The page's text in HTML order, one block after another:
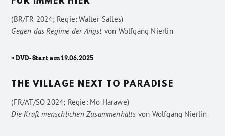
(BR/FR 2024; Regie: Walter Salles)
Gegen das Regime der Angstvon Wolfgang Nierlin
» DVD-Start am 19.06.2025
THE VILLAGE NEXT TO PARADISE
(FR/AT/SO 2024; Regie: Mo Harawe)
Die Kraft menschlichen Zusammenhalts von Wolfgang Nierlin